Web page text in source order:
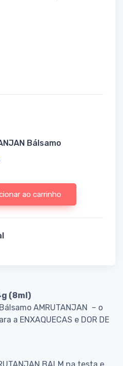
Bálsamo
Bálsamo
ao carrinho
(8ml)
Bálsamo AMRUTANJAN – o
a ENXAQUECAS e DOR DE